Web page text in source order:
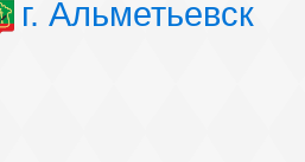
г. Альметьевск